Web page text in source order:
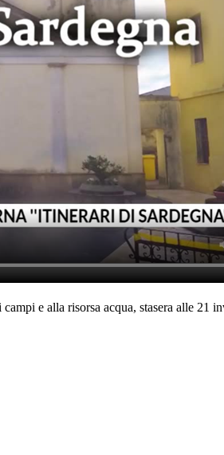
e alla risorsa acqua, stasera alle